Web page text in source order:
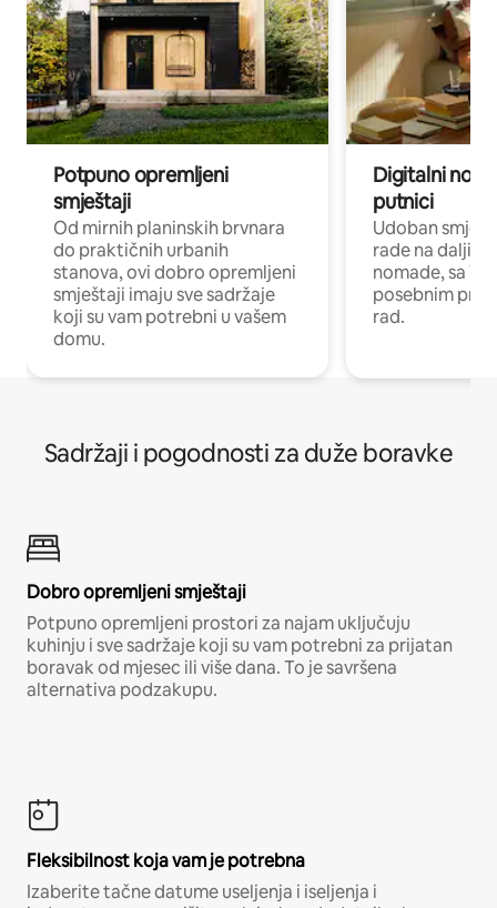
Potpuno opremljeni
smještaji
Od mirnih planinskih brvnara
do praktičnih urbanih
stanova, ovi dobro opremljeni
smještaji imaju sve sadržaje
koji su vam potrebni u vašem
domu.
Digitalni
putnici
Udoban
rade na
nomade, sa
posebnim
rad.
Sadržaji i pogodnosti za duže boravke
Dobro opremljeni smještaji
Potpuno opremljeni prostori za najam uključuju
kuhinju i sve sadržaje koji su vam potrebni za prijatan
boravak od mjesec ili više dana. To je savršena
alternativa podzakupu.
Fleksibilnost koja vam je potrebna
Izaberite tačne datume useljenja i iseljenja i